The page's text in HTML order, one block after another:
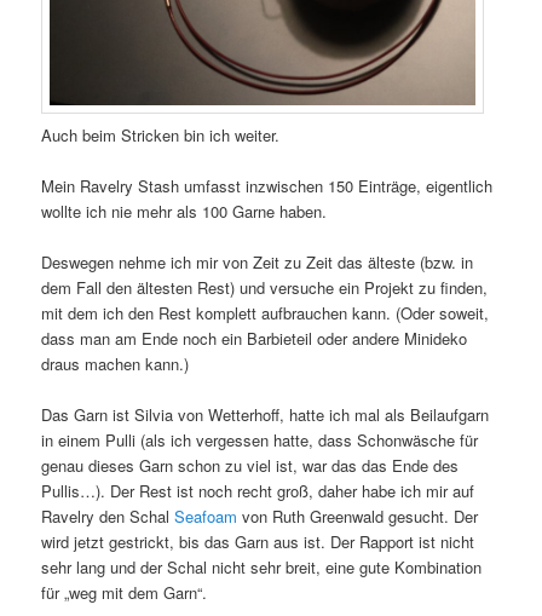
Auch beim Stricken bin ich weiter.
Mein Ravelry Stash umfasst inzwischen 150 Einträge, eigentlich
wollte ich nie mehr als 100 Garne haben.
Deswegen nehme ich mir von Zeit zu Zeit das älteste (bzw. in
dem Fall den ältesten Rest) und versuche ein Projekt zu finden,
mit dem ich den Rest komplett aufbrauchen kann. (Oder soweit,
dass man am Ende noch ein Barbieteil oder andere Minideko
draus machen kann.)
Das Garn ist Silvia von Wetterhoff, hatte ich mal als Beilaufgarn
in einem Pulli (als ich vergessen hatte, dass Schonwäsche für
genau dieses Garn schon zu viel ist, war das das Ende des
Pullis…). Der Rest ist noch recht groß, daher habe ich mir auf
Ravelry den SchalSeafoam von Ruth Greenwald gesucht. Der
wird jetzt gestrickt, bis das Garn aus ist. Der Rapport ist nicht
sehr lang und der Schal nicht sehr breit, eine gute Kombination
für „weg mit dem Garn“.